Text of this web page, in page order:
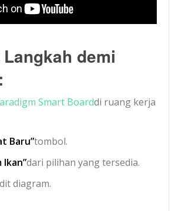
demi
Smart Boarddi ruang kerja
Baru”tombol.
Ikan”dari pilihan yang tersedia.
diagram.